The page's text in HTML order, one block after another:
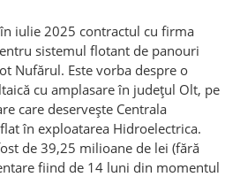
iulie 2025 contractul cu firma
sistemul flotant de panouri
Nufărul. Este vorba despre o
cu amplasare în județul Olt, pe
care deservește Centrala
în exploatarea Hidroelectrica.
de 39,25 milioane de lei (fără
fiind de 14 luni din momentul